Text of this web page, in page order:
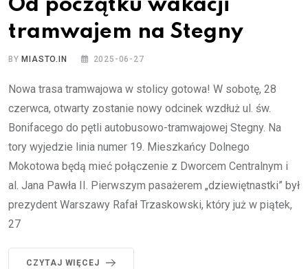
Od początku wakacji
tramwajem na Stegny
BY MIASTO.IN 2025-06-27
Nowa trasa tramwajowa w stolicy gotowa! W sobotę, 28
czerwca, otwarty zostanie nowy odcinek wzdłuż ul. św.
Bonifacego do pętli autobusowo-tramwajowej Stegny. Na
tory wyjedzie linia numer 19. Mieszkańcy Dolnego
Mokotowa będą mieć połączenie z Dworcem Centralnym i
al. Jana Pawła II. Pierwszym pasażerem „dziewiętnastki” był
prezydent Warszawy Rafał Trzaskowski, który już w piątek,
27
CZYTAJ WIĘCEJ